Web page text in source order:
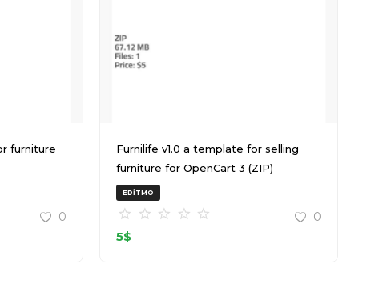
0
Furnilife v1.0 a template for selling
furniture for OpenCart 3 (ZIP)
EDITMO
0
5$